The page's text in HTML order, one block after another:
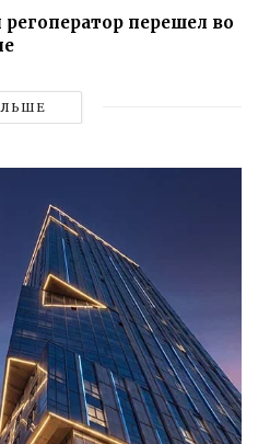
перешел во